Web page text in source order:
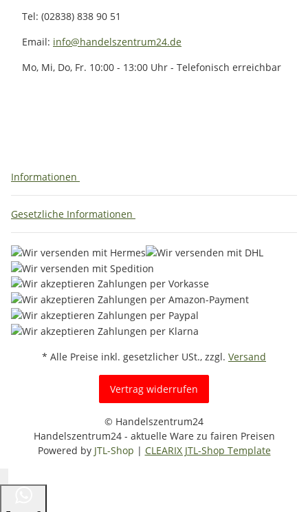
Tel: (02838) 838 90 51
Email: info@handelszentrum24.de
Mo, Mi, Do, Fr. 10:00 - 13:00 Uhr - Telefonisch erreichbar
Informationen
Gesetzliche Informationen
* Alle Preise inkl. gesetzlicher USt., zzgl. Versand
Vertrag widerrufen
© Handelszentrum24
Handelszentrum24 - aktuelle Ware zu fairen Preisen
Powered by JTL-Shop | CLEARIX JTL-Shop Template